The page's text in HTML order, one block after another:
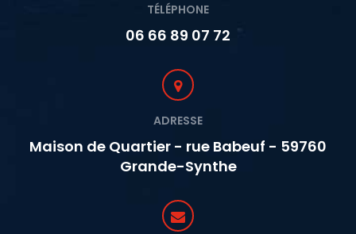
TÉLÉPHONE
06 66 89 07 72
ADRESSE
Maison de Quartier - rue Babeuf - 59760
Grande-Synthe